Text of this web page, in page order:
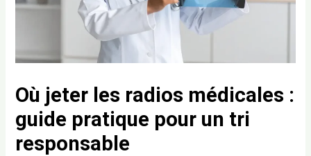
Où jeter les radios médicales :
guide pratique pour un tri
responsable